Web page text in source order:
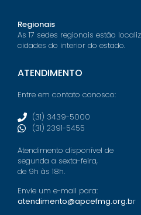
Regionais
As 17 sedes regionais estão
cidades do interior do estado.
ATENDIMENTO
Entre em contato conosco:
(31) 3439-5000
(31) 2391-5455
Atendimento disponível de
segunda a sexta-feira,
de 9h às 18h.
Envie um e-mail para:
atendimento@apcefmg.org.br